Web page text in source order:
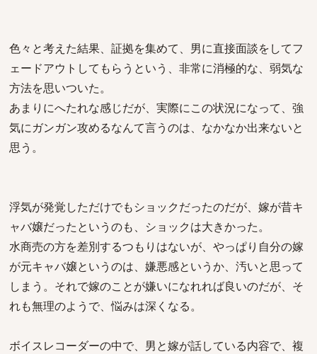
色々と考えた結果、証拠を集めて、男に直接面談をしてフ
ェードアウトしてもらうという、非常に消極的な、弱気な
方法を思いついた。
あまりにへたれな感じだが、実際にこの状況になって、強
気にガンガン攻めるなんて言うのは、なかなか出来ないと
思う。
浮気が発覚しただけでもショックだったのだが、嫁が昔キ
ャバ嬢だったというのも、ショックは大きかった。
水商売の方を差別するつもりはないが、やっぱり自分の嫁
が元キャバ嬢というのは、嫌悪感というか、汚いと思って
しまう。それで嫁のことが嫌いになれれば良いのだが、そ
れも無理のようで、悩みは深くなる。
ボイスレコーダーの中で、男と嫁が話している内容で、複